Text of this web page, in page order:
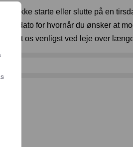
kan ikke starte eller slutte på en
for hvornår du ønsker at
os venligst ved leje over